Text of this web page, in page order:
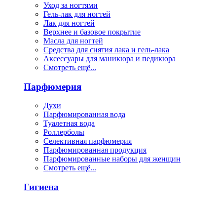
Уход за ногтями
Гель-лак для ногтей
Лак для ногтей
Верхнее и базовое покрытие
Масла для ногтей
Средства для снятия лака и гель-лака
Аксессуары для маникюра и педикюра
Смотреть ещё...
Парфюмерия
Духи
Парфюмированная вода
Туалетная вода
Роллерболы
Селективная парфюмерия
Парфюмированная продукция
Парфюмированные наборы для женщин
Смотреть ещё...
Гигиена